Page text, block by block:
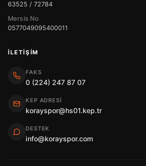
63525 / 72784
Mersis No
0577049095400011
İLETIŞIM
FAKS
0 (224) 247 87 07
KEP ADRESI
korayspor@hs01.kep.tr
DESTEK
info@korayspor.com